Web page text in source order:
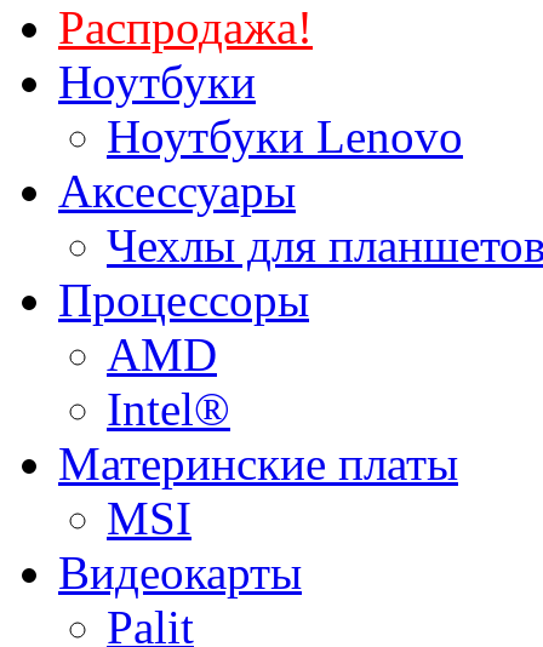
Распродажа!
Ноутбуки
Ноутбуки Lenovo
Аксессуары
Чехлы для
Процессоры
AMD
Intel®
Материнские платы
MSI
Видеокарты
Palit